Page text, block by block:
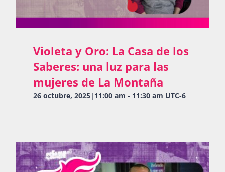
Violeta y Oro: La Casa de los
Saberes: una luz para las
mujeres de La Montaña
26 octubre, 2025|11:00 am - 11:30 am UTC-6